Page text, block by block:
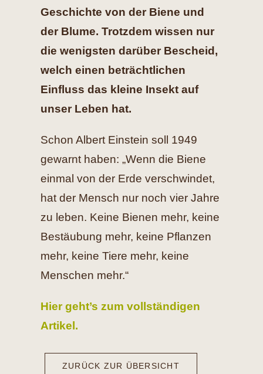
Geschichte von der Biene und
der Blume. Trotzdem wissen nur
die wenigsten darüber Bescheid,
welch einen beträchtlichen
Einfluss das kleine Insekt auf
unser Leben hat.
Schon Albert Einstein soll 1949
gewarnt haben: „Wenn die Biene
einmal von der Erde verschwindet,
hat der Mensch nur noch vier Jahre
zu leben. Keine Bienen mehr, keine
Bestäubung mehr, keine Pflanzen
mehr, keine Tiere mehr, keine
Menschen mehr.“
Hier geht’s zum vollständigen
Artikel.
ZURÜCK ZUR ÜBERSICHT